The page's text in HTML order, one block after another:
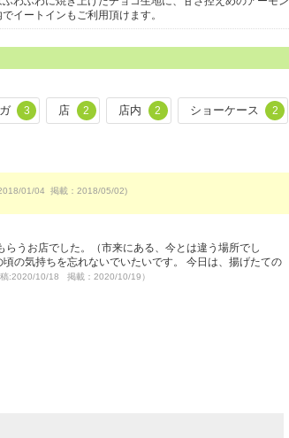
イートインもご利用頂けます。
3 店 2 店内 2 ショーケース 2
01/04 掲載：2018/05/02)
うお店でした。（市来にある、今とは違う場所でし
の気持ちを忘れないでいたいです。 今日は、揚げたての
稿:2020/10/18 掲載：2020/10/19）